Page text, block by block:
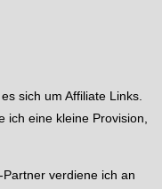
sich um Affiliate Links.
ich eine kleine Provision,
Partner verdiene ich an